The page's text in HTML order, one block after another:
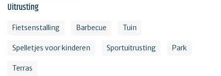
Uitrusting
Fietsenstalling Barbecue Tuin
Spelletjes voor kinderen Sportuitrusting Park
Terras